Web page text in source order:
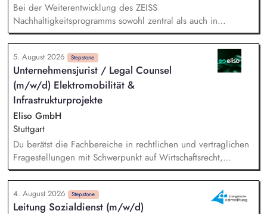
Bei der Weiterentwicklung des ZEISS
Nachhaltigkeitsprogramms sowohl zentral als auch in
Zusammenarbeit mit den strategischen Geschäftseinheiten
unterstützen Bei der Nachhaltigkeitsberichterstattung
unterstützen, einschließlich der Berücksichtigung gesetzlicher
Anforderungen und unserer Klimastrategie nach anerkannten
Standards (z. B. CSRD, EU-Taxonomie, LKSG, CSDDD, SBTi).
Recherchen und Analysen zu aktuellen Nachhaltigkeitsthemen
anfertigen Datenrecherchen und ggf. Daten-Modellierungen
durchführen Das Sustainability Team bei Unternehmensratings,
insbesondere CDP und EcoVadis, unterstützen
5. August 2026 Stepstone
Unternehmensjurist / Legal Counsel
(m/w/d) Elektromobilität &
Infrastrukturprojekte
Eliso GmbH
Stuttgart
Du berätst die Fachbereiche in rechtlichen und vertraglichen
Fragestellungen mit Schwerpunkt auf Wirtschaftsrecht,
Zivilrecht, Handelsrecht, Gesellschaftsrecht und Energierecht
Du begleitest rechtlich Infrastruktur- und
Ladeinfrastrukturprojekte über den gesamten
Projektlebenszyklus, insbesondere das bundesweite „Lkw-
4. August 2026 Stepstone
Leitung Sozialdienst (m/w/d)